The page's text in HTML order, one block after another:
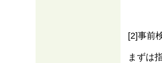
[2]事前
まずは